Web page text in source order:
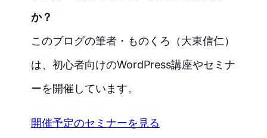
か？
このブログの筆者・ものくろ（大東信仁）
は、初心者向けのWordPress講座やセミナ
ーを開催しています。
開催予定のセミナーを見る